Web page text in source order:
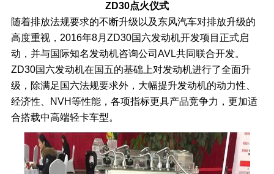
ZD30点火仪式
随着排放法规要求的不断升级以及东风汽车对排放升级的
高度重视，2016年8月ZD30国六发动机开发项目正式启
动，并与国际知名发动机咨询公司AVL共同联合开发。
ZD30国六发动机在国五的基础上对发动机进行了全面升
级，除满足国六法规要求外，大幅提升发动机的动力性、
经济性、NVH等性能，各项指标更具产品竞争力，更加适
合搭载中高端轻卡车型。